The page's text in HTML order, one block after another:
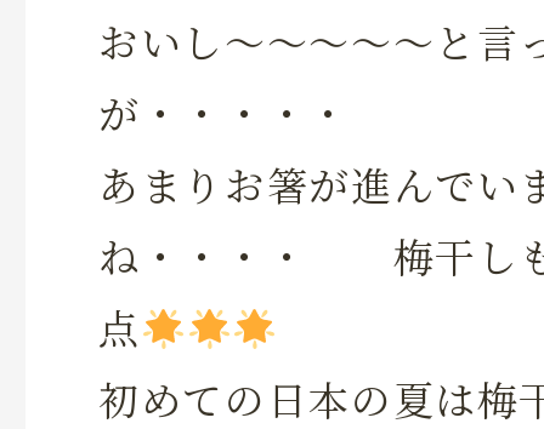
おいし～～～～～と言
が・・・・・
あまりお箸が進んでい
ね・・・・ 梅干し
点
初めての日本の夏は梅